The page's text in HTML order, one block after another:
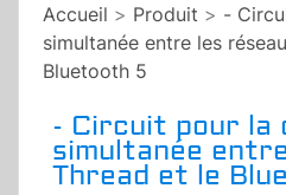
Accueil > Produit > -
simultanée entre les
Bluetooth 5
- Circuit pour la
simultanée
Thread et le